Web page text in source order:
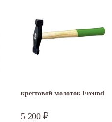
крестовой молоток Freund
5 200 ₽